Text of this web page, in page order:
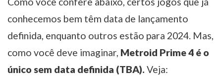
conhecemos bem têm data de lançamento
definida, enquanto outros estão para 2024. Mas,
como você deve imaginar, Metroid Prime 4 é o
único sem data definida (TBA). Veja: